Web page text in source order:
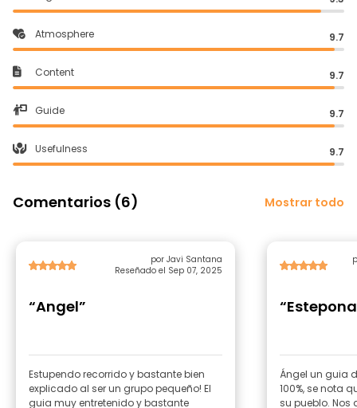
Atmosphere 9.7
Content 9.7
Guide 9.7
Usefulness 9.7
Comentarios (6) Mostrar todo
por Javi Santana
Reseñado el Sep 07, 2025
“Angel”
Estupendo recorrido y bastante bien
explicado al ser un grupo pequeño! El
guia muy entretenido y bastante
Ángel un guia de 10,
100%, se nota que está enamorado de
su pueblo. Nos